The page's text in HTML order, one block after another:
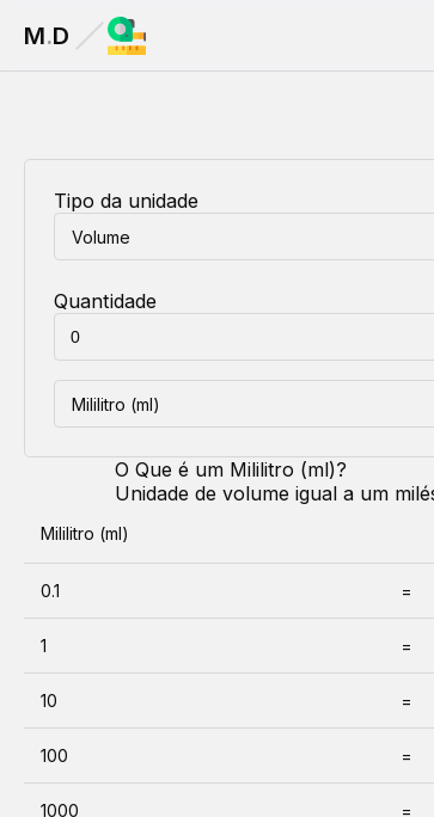
M.D
Tipo da unidade
Volume
Quantidade
Mililitro (ml)
O Que é um Mililitro (ml)?
Unidade de volume igual a um
Mililitro (ml)
0.1 =
1 =
10 =
100 =
1000 =